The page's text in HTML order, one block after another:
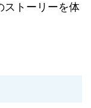
ストーリーを体